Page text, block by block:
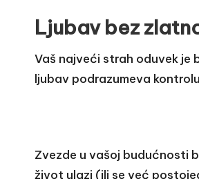
Ljubav bez
Vaš najveći strah oduvek je
ljubav podrazumeva
Zvezde u vašoj budućnosti
život ulazi (ili se već